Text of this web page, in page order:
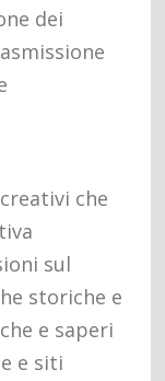
dei
che
sul
storiche e
e saperi
e siti